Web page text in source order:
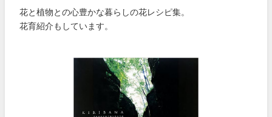
花と植物との心豊かな暮らしの花レシピ集。
花育紹介もしています。